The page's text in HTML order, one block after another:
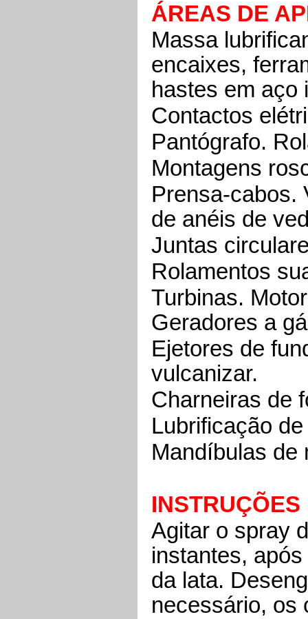
ÁREAS DE
Massa
encaixes,
hastes em aço
Contactos
Pantógrafo.
Montagens
Prensa-cabos.
de anéis de
Juntas
Rolamentos
Turbinas.
Geradores a
Ejetores de
vulcanizar.
Charneiras de
Lubrificação
Mandíbulas de
INSTRUÇÕES
Agitar o spray
instantes,
da lata.
necessário, os